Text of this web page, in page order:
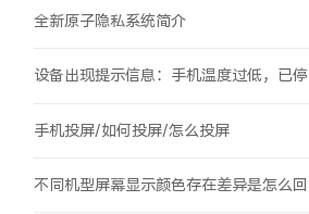
全新原子隐私系统简介
设备出现提示信息：手机温度过低，已
手机投屏/如何投屏/怎么投屏
不同机型屏幕显示颜色存在差异是怎么回